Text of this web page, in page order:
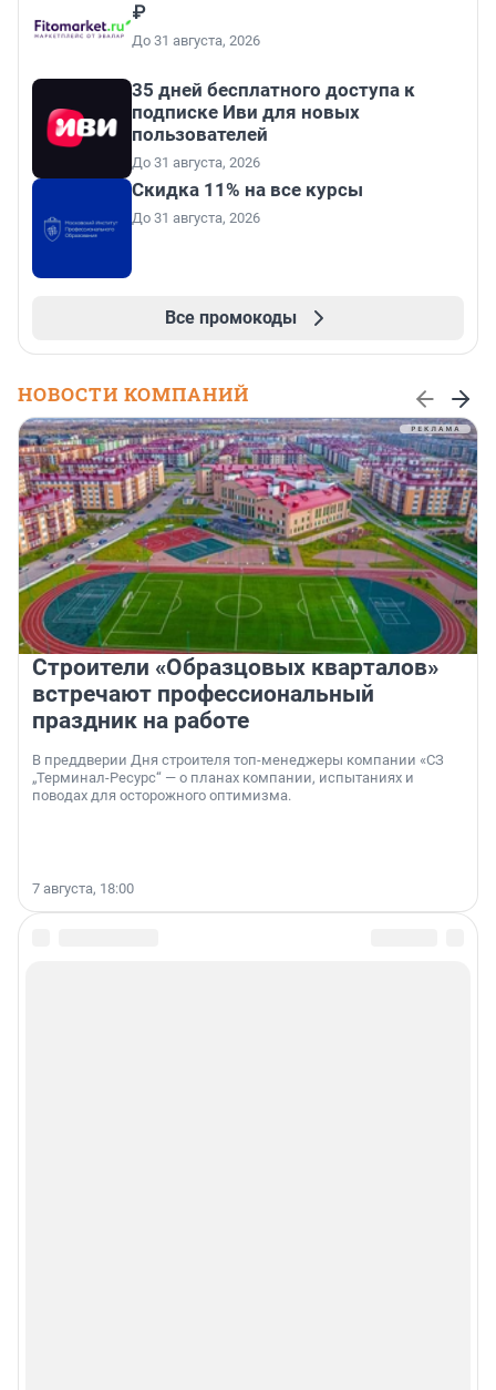
₽
До 31 августа, 2026
35 дней бесплатного доступа к
подписке Иви для новых
пользователей
До 31 августа, 2026
Скидка 11% на все курсы
До 31 августа, 2026
Все промокоды
НОВОСТИ КОМПАНИЙ
Строители «Образцовых кварталов»
встречают профессиональный
праздник на работе
В преддверии Дня строителя топ-менеджеры компании «СЗ
„Терминал-Ресурс“ — о планах компании, испытаниях и
поводах для осторожного оптимизма.
7 августа, 18:00